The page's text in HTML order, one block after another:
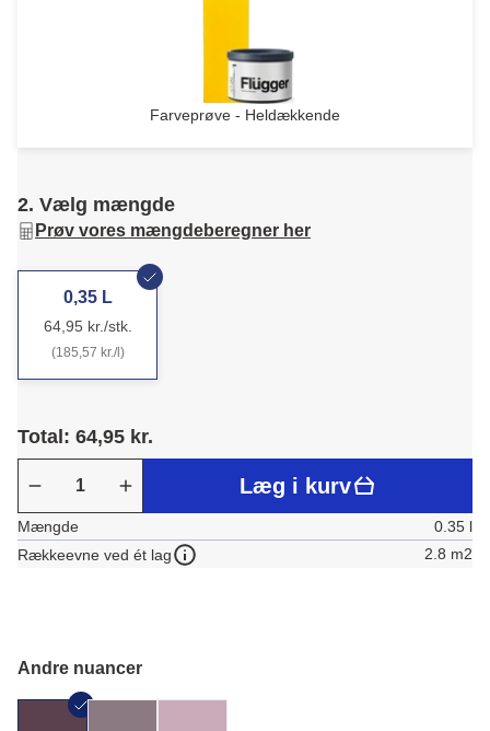
Farveprøve - Heldækkende
2. Vælg mængde
Prøv vores mængdeberegner her
0,35 L
64,95 kr./stk.
(185,57 kr./l)
Total: 64,95 kr.
Læg i kurv
Mængde
0.35 l
Rækkeevne ved ét lag
2.8 m2
Andre nuancer